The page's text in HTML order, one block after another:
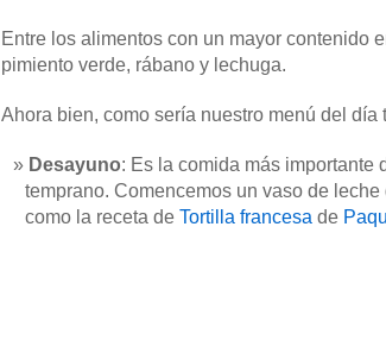
Entre los alimentos con un mayor contenido
pimiento verde, rábano y lechuga.
Ahora bien, como sería nuestro menú del
Desayuno: Es la comida más importante
temprano. Comencemos un vaso de
como la receta de Tortilla francesa de